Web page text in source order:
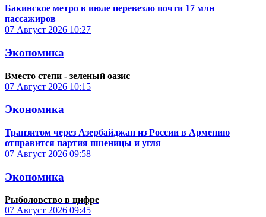
Бакинское метро в июле перевезло почти 17 млн
пассажиров
07 Август 2026 10:27
Экономика
Вместо степи - зеленый оазис
07 Август 2026 10:15
Экономика
Транзитом через Азербайджан из России в Армению
отправится партия пшеницы и угля
07 Август 2026 09:58
Экономика
Рыболовство в цифре
07 Август 2026 09:45